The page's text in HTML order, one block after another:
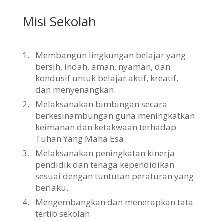
Misi Sekolah
1.
Membangun lingkungan belajar yang
bersih, indah, aman, nyaman, dan
kondusif untuk belajar aktif, kreatif,
dan menyenangkan.
2.
Melaksanakan bimbingan secara
berkesinambungan guna meningkatkan
keimanan dan ketakwaan terhadap
Tuhan Yang Maha Esa
3.
Melaksanakan peningkatan kinerja
pendidik dan tenaga kependidikan
sesuai dengan tuntutan peraturan yang
berlaku.
4.
Mengembangkan dan menerapkan tata
tertib sekolah